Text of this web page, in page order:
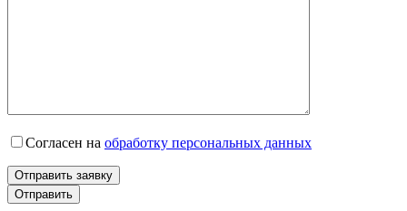
Согласен на обработку персональных данных
Отправить заявку